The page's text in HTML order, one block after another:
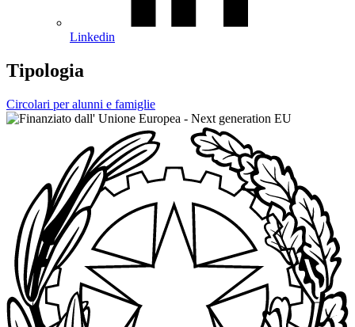
Linkedin
Tipologia
Circolari per alunni e famiglie